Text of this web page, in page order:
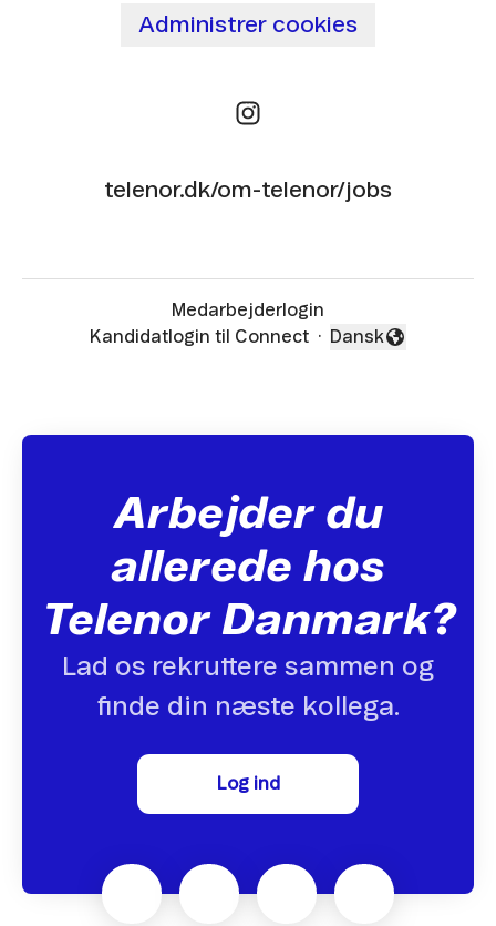
Administrer cookies
telenor.dk/om-telenor/jobs
Medarbejderlogin
Kandidatlogin til Connect ·
Skift sprog
Dansk
Arbejder du
allerede hos
Telenor Danmark?
Lad os rekruttere sammen og
finde din næste kollega.
Log ind